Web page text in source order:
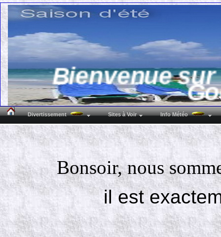
Bienvenue
( 7160
Lat N :
Divertissement Sites à Voir Info Météo
Bonsoir, nous
il est